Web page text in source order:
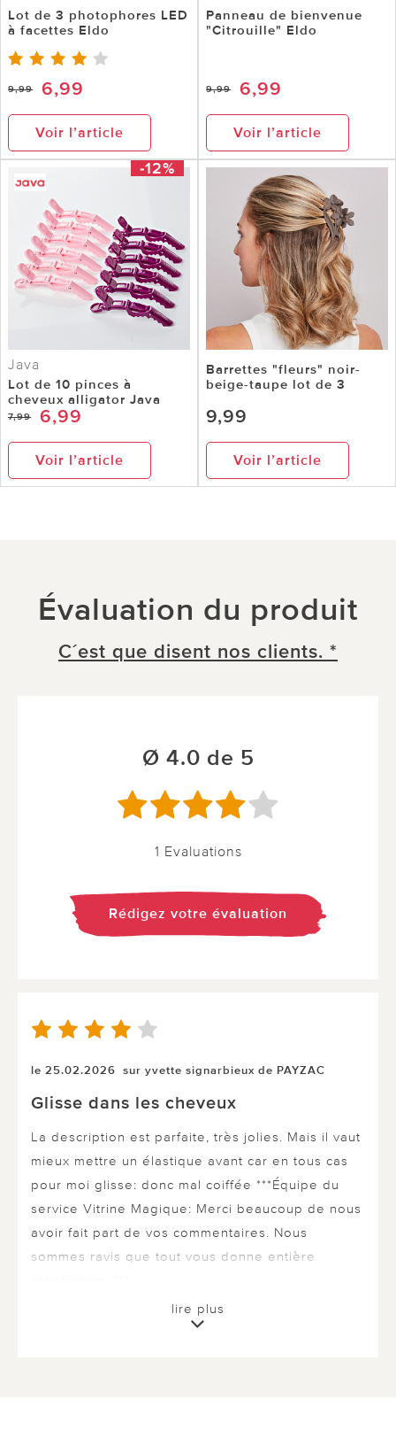
Lot de 3 photophores LED
à facettes Eldo
9,99 6,99
Voir l’article
Panneau de bienvenue
"Citrouille" Eldo
9,99 6,99
Voir l’article
-12%
Java
Lot de 10 pinces à
cheveux alligator Java
7,99 6,99
Voir l’article
Barrettes "fleurs" noir-
beige-taupe lot de 3
9,99
Voir l’article
Évaluation du produit
C´est que disent nos clients. *
Ø 4.0 de 5
1 Evaluations
Rédigez votre évaluation
le 25.02.2026 sur yvette signarbieux de PAYZAC
Glisse dans les cheveux
La description est parfaite, très jolies. Mais il vaut
mieux mettre un élastique avant car en tous cas
pour moi glisse: donc mal coiffée ***Équipe du
service Vitrine Magique: Merci beaucoup de nous
avoir fait part de vos commentaires. Nous
sommes ravis que tout vous donne entière
lire plus